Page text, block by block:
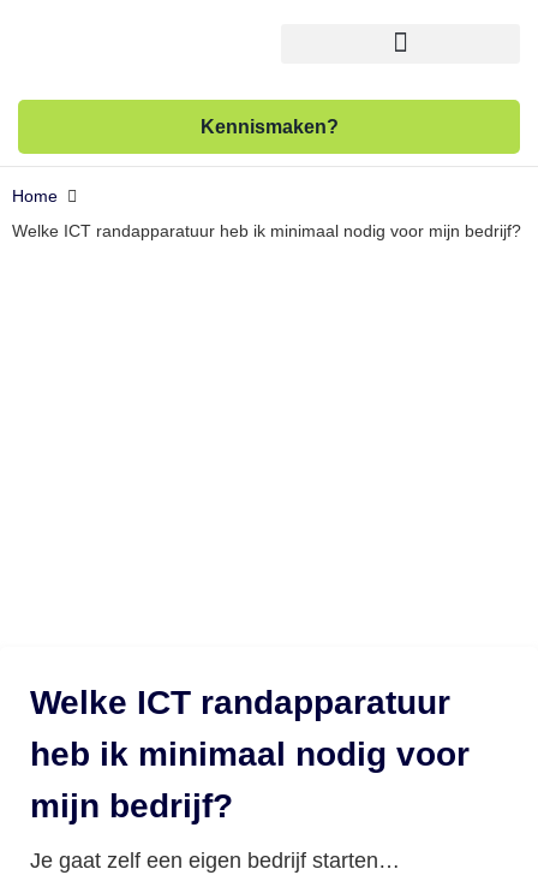
Kennismaken?
Home
Welke ICT randapparatuur heb ik minimaal nodig voor mijn bedrijf?
Welke ICT randapparatuur
heb ik minimaal nodig voor
mijn bedrijf?
Je gaat zelf een eigen bedrijf starten…